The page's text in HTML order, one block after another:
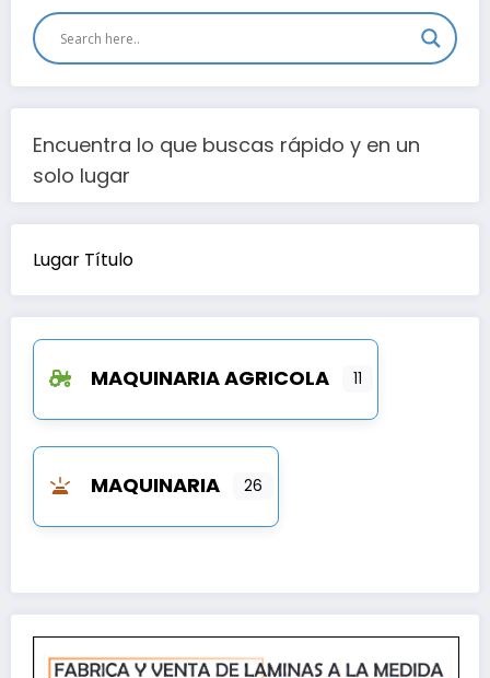
Encuentra lo que buscas rápido y en un
solo lugar
Lugar Título
MAQUINARIA AGRICOLA 11
MAQUINARIA 26